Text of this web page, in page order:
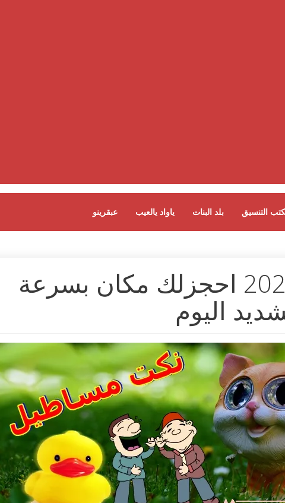
عبقرينو ياواد يالعيب بلد البنات التنسيق
نكت مساطيل 2024 احجزلك مكان بسرعة
اليوم